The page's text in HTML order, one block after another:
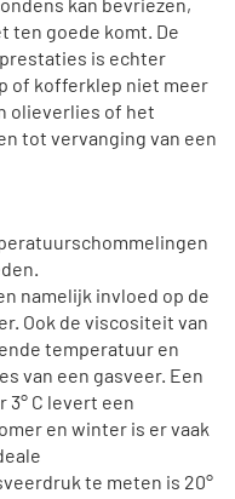
kan bevriezen,
ten goede komt. De
is echter
of kofferklep niet meer
olieverlies of het
tot vervanging van een
namelijk invloed op de
Ook de viscositeit van
temperatuur en
van een gasveer. Een
C levert een
en winter is er vaak
te meten is 20°